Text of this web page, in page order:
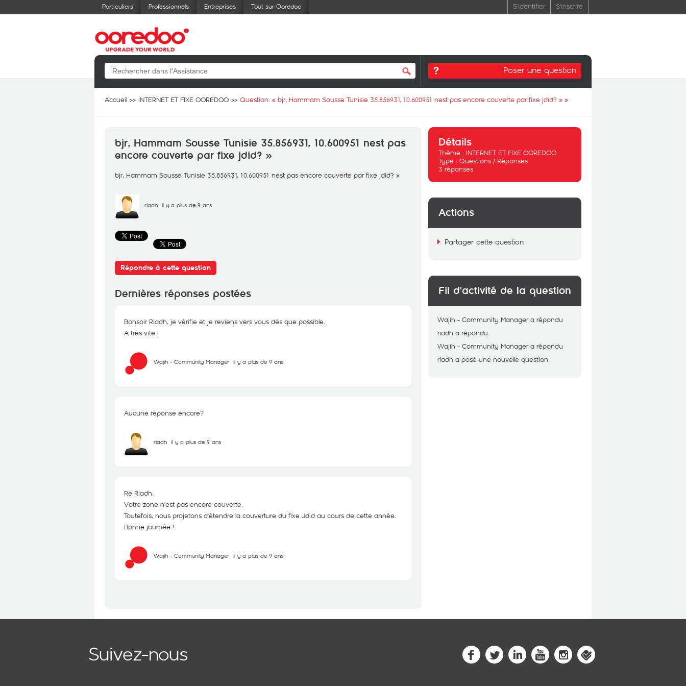
Particuliers Professionnels Entreprises Tout sur Ooredoo S'identifier S'inscrire
Poser une question
Accueil INTERNET ET FIXE OOREDOO Question: « bjr, Hammam Sousse Tunisie 35.856931, 10.600951 nest pas encore couverte par fixe jdid? » »
bjr, Hammam Sousse Tunisie 35.856931, 10.600951 nest pas
encore couverte par fixe jdid? »
bjr, Hammam Sousse Tunisie 35.856931, 10.600951 nest pas encore couverte par fixe jdid? »
riadh il y a plus de 9 ans
Répondre à cette question
Dernières réponses postées
Bonsoir Riadh, je vérifie et je reviens vers vous dès que possible.
A très vite !
Wajih - Community Manager il y a plus de 9 ans
Aucune réponse encore?
riadh il y a plus de 9 ans
Re Riadh,
Votre zone n'est pas encore couverte.
Toutefois, nous projetons d'étendre la couverture du fixe Jdid au cours de cette année.
Bonne journée !
Wajih - Community Manager il y a plus de 9 ans
Détails
Thème : INTERNET ET FIXE OOREDOO
Type : Questions / Réponses
3 réponses
Actions
Partager cette question
Fil d'activité de la question
Wajih - Community Manager a répondu
riadh a répondu
Wajih - Community Manager a répondu
riadh a posé une nouvelle question
Suivez-nous